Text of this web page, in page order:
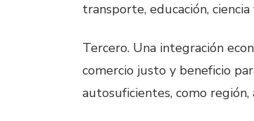
transporte, educación,
Tercero. Una integración
comercio justo y beneficio
autosuficientes, como